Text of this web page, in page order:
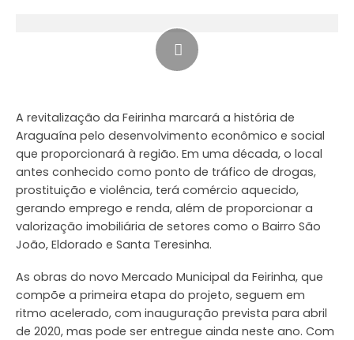
A revitalização da Feirinha marcará a história de
Araguaína pelo desenvolvimento econômico e social
que proporcionará à região. Em uma década, o local
antes conhecido como ponto de tráfico de drogas,
prostituição e violência, terá comércio aquecido,
gerando emprego e renda, além de proporcionar a
valorização imobiliária de setores como o Bairro São
João, Eldorado e Santa Teresinha.
As obras do novo Mercado Municipal da Feirinha, que
compõe a primeira etapa do projeto, seguem em
ritmo acelerado, com inauguração prevista para abril
de 2020, mas pode ser entregue ainda neste ano. Com